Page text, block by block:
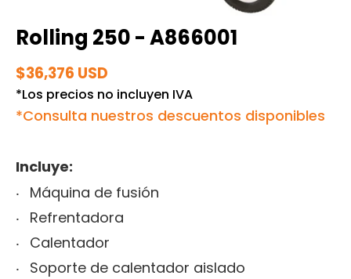
Rolling 250 - A866001
$36,376 USD
*Los precios no incluyen IVA
*Consulta nuestros descuentos disponibles
Incluye:
Máquina de fusión
Refrentadora
Calentador
Soporte de calentador aislado